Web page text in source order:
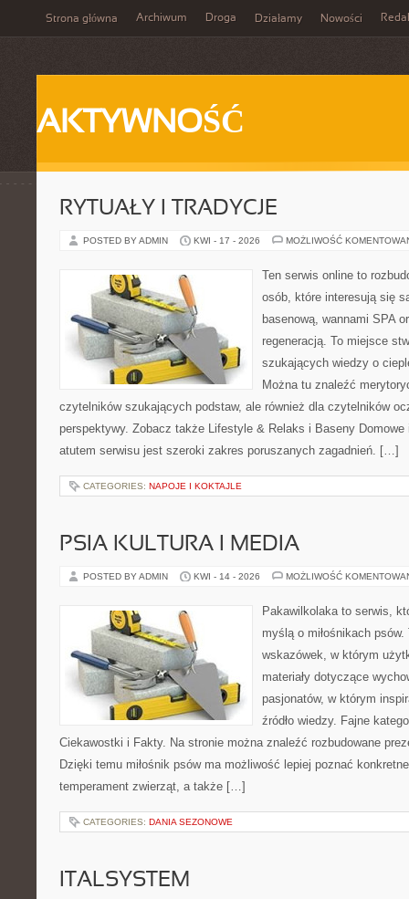
Strona główna Archiwum Droga Działamy Nowości
AKTYWNOŚĆ
RYTUAŁY I TRADYCJE
POSTED BY ADMIN KWI - 17 - 2026 MOŻLIWOŚĆ
Ten serwis online to
osób, które interesują się
basenową, wannami SPA
regeneracją. To miejsce
szukających wiedzy o
Można tu znaleźć
czytelników szukających podstaw, ale również dla czytelników
perspektywy. Zobacz także Lifestyle & Relaks i Baseny Domowe
atutem serwisu jest szeroki zakres poruszanych zagadnień. […]
CATEGORIES: NAPOJE I KOKTAJLE
PSIA KULTURA I MEDIA
POSTED BY ADMIN KWI - 14 - 2026 MOŻLIWOŚĆ
Pakawilkolaka to serwis,
myślą o miłośnikach
wskazówek, w którym
materiały dotyczące
pasjonatów, w którym
źródło wiedzy. Fajne
Ciekawostki i Fakty. Na stronie można znaleźć rozbudowane
Dzięki temu miłośnik psów ma możliwość lepiej poznać
temperament zwierząt, a także […]
CATEGORIES: DANIA SEZONOWE
ITALSYSTEM